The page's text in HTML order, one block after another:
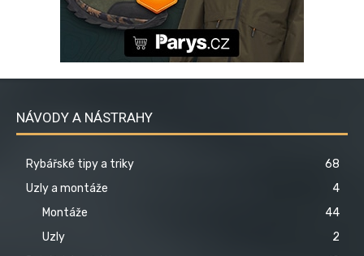
NÁVODY A NÁSTRAHY
Rybářské tipy a triky
68
Uzly a montáže
4
Montáže
44
Uzly
2